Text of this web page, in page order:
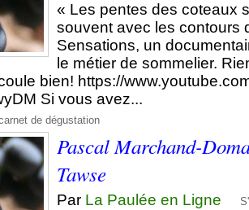
« Les pentes des coteaux
souvent avec les contours
Sensations, un
le métier de sommelier.
bien! https://
Si vous avez...
de dégustation
Pascal Marchand-
Tawse
Par La Paulée en Ligne